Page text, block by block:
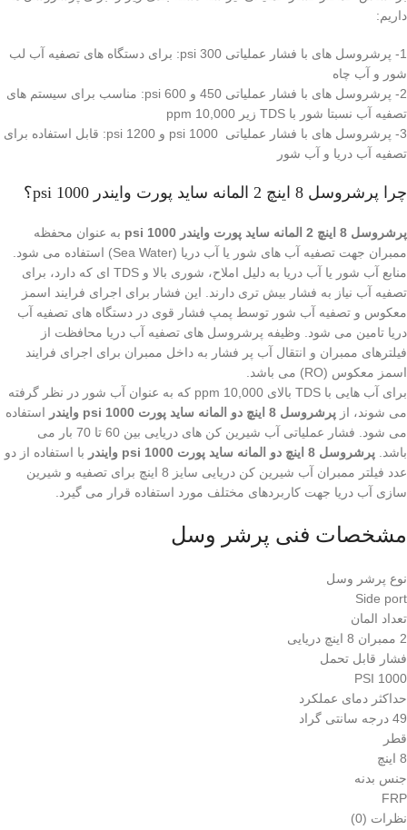
داریم:
1- پرشروسل های با فشار عملیاتی 300 psi: برای دستگاه های تصفیه آب لب
شور و آب چاه
2- پرشروسل های با فشار عملیاتی 450 و 600 psi: مناسب برای سیستم های
تصفیه آب نسبتا شور با TDS زیر 10,000 ppm
3- پرشروسل های با فشار عملیاتی 1000 psi و 1200 psi: قابل استفاده برای
تصفیه آب دریا و آب شور
چرا پرشروسل 8 اینچ 2 المانه ساید پورت وایندر 1000 psi؟
پرشروسل 8 اینچ 2 المانه ساید پورت وایندر 1000 psi
به عنوان محفظه
ممبران جهت تصفیه آب های شور یا آب دریا (Sea Water) استفاده می شود.
منابع آب شور یا آب دریا به دلیل املاح، شوری بالا و TDS ای که دارد، برای
تصفیه آب نیاز به فشار بیش تری دارند. این فشار برای اجرای فرایند اسمز
معکوس و تصفیه آب شور توسط پمپ فشار قوی در دستگاه های تصفیه آب
دریا تامین می شود. وظیفه پرشروسل های تصفیه آب دریا محافظت از
فیلترهای ممبران و انتقال آب پر فشار به داخل ممبران برای اجرای فرایند
اسمز معکوس (RO) می باشد.
برای آب هایی با TDS بالای 10,000 ppm که به عنوان آب شور در نظر گرفته
می شوند، از پرشروسل 8 اینچ دو المانه ساید پورت 1000 psi وایندر
استفاده
می شود. فشار عملیاتی آب شیرین کن های دریایی بین 60 تا 70 بار می
باشد. پرشروسل 8 اینچ دو المانه ساید پورت 1000 psi وایندر
با استفاده از دو
عدد فیلتر ممبران آب شیرین کن دریایی سایز 8 اینچ برای تصفیه و شیرین
سازی آب دریا جهت کاربردهای مختلف مورد استفاده قرار می گیرد.
مشخصات فنی پرشر وسل
نوع پرشر وسل
Side port
تعداد المان
2 ممبران 8 اینچ دریایی
فشار قابل تحمل
1000 PSI
حداکثر دمای عملکرد
49 درجه سانتی گراد
قطر
8 اینچ
جنس بدنه
FRP
نظرات (0)